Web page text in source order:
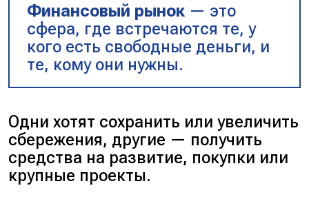
Финансовый рынок— это
сфера, где встречаются те, у
кого есть свободные деньги, и
те, кому они нужны.
Одни хотят сохранить или увеличить
сбережения, другие — получить
средства на развитие, покупки или
крупные проекты.